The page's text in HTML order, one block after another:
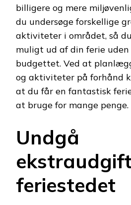
billigere og mere
du undersøge forskellige
aktiviteter i området, så
muligt ud af din ferie
budgettet. Ved at
og aktiviteter på forhånd
at du får en fantastisk
at bruge for mange penge.
Undgå
feriestedet